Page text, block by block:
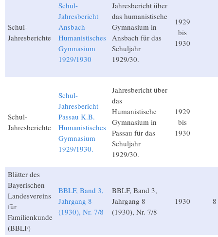
Schul-
Jahresberichte
Schul-
Jahresbericht
Ansbach
Humanistisches
Gymnasium
1929/1930
Jahresbericht über
das humanistische
Gymnasium in
Ansbach für das
Schuljahr
1929/30.
1929
bis
1930
Schul-
Jahresberichte
Schul-
Jahresbericht
Passau K.B.
Humanistisches
Gymnasium
1929/1930.
Jahresbericht über
das
Humanistische
Gymnasium in
Passau für das
Schuljahr
1929/30.
1929
bis
1930
Blätter des
Bayerischen
Landesvereins
für
Familienkunde
(BBLF)
BBLF, Band 3,
Jahrgang 8
(1930), Nr. 7/8
BBLF, Band 3,
Jahrgang 8
(1930), Nr. 7/8
1930 8